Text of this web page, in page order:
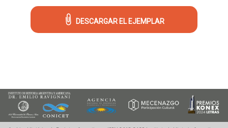
DESCARGAR EL EJEMPLAR